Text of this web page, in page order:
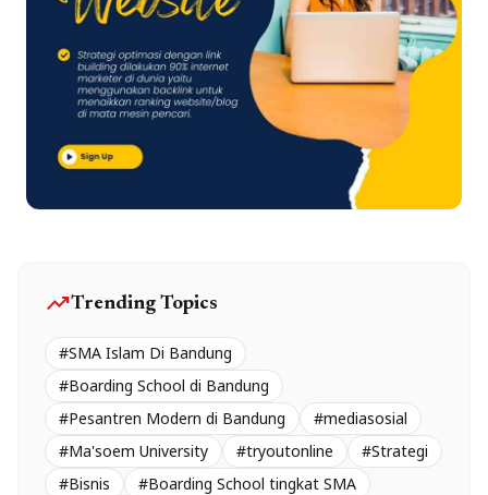
trending_upTrending Topics
#SMA Islam Di Bandung
#Boarding School di Bandung
#Pesantren Modern di Bandung
#mediasosial
#Ma'soem University
#tryoutonline
#Strategi
#Bisnis
#Boarding School tingkat SMA